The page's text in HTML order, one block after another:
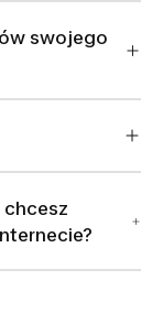
swojego